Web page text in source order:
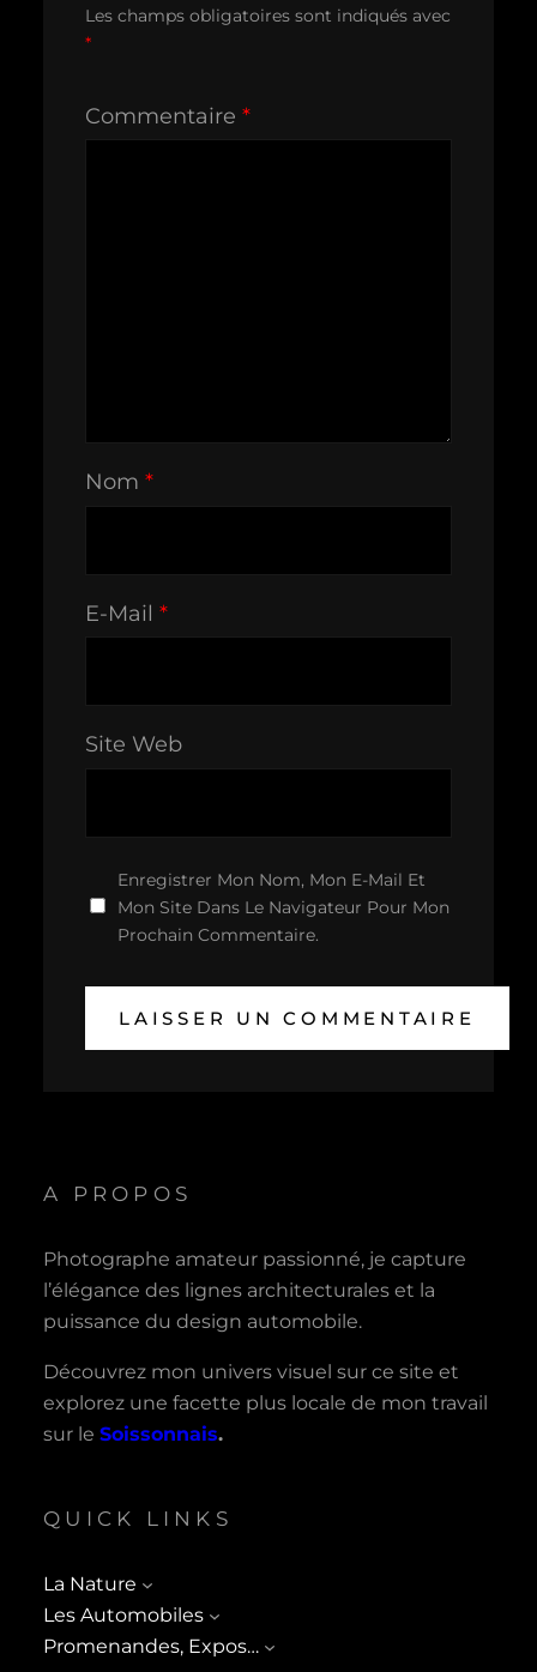
Les champs obligatoires sont indiqués avec
*
Commentaire *
Nom *
E-Mail *
Site Web
Enregistrer Mon Nom, Mon E-Mail Et
Mon Site Dans Le Navigateur Pour Mon
Prochain Commentaire.
A PROPOS
Photographe amateur passionné, je capture
l’élégance des lignes architecturales et la
puissance du design automobile.
Découvrez mon univers visuel sur ce site et
explorez une facette plus locale de mon travail
sur le Soissonnais.
QUICK LINKS
La Nature
Les Automobiles
Promenandes, Expos…